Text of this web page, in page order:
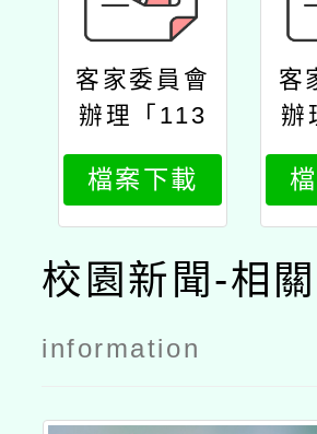
客家委員會
辦理「113
學年度客語
結合十二年
國教校訂課
程」優良教
案遴選成果
發表會
檔案下載
客
辦
學
結
國
程
案
校園新聞-相
information